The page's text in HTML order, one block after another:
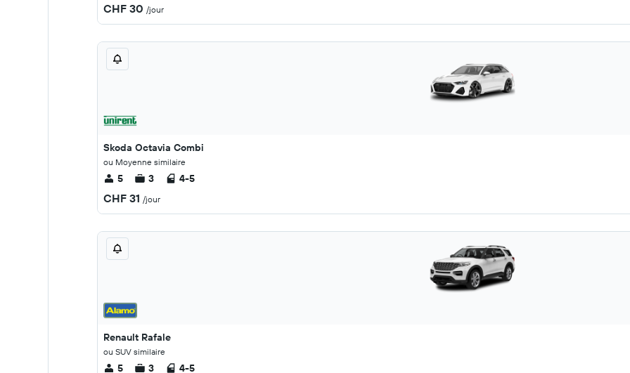
CHF 30 /jour
Skoda Octavia Combi
ou Moyenne similaire
5 3 4-5
CHF 31 /jour
Renault Rafale
ou SUV similaire
5 3 4-5